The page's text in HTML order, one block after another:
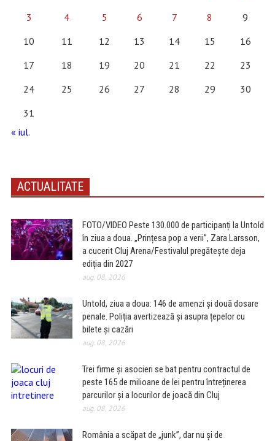
3
4 5 6 7 8
9
10
11 12 13 14 15
16
17
18 19 20 21 22
23
24
25 26 27 28 29
30
31
« iul.
ACTUALITATE
FOTO/VIDEO Peste 130.000 de participanți la Untold
în ziua a doua. „Prințesa pop a verii”, Zara Larsson,
a cucerit Cluj Arena/Festivalul pregătește deja
ediția din 2027
aug. 08, 2026
Untold, ziua a doua: 146 de amenzi și două dosare
penale. Poliția avertizează și asupra țepelor cu
bilete și cazări
aug. 08, 2026
Trei firme și asocieri se bat pentru contractul de
peste 165 de milioane de lei pentru întreținerea
parcurilor și a locurilor de joacă din Cluj
aug. 08, 2026
România a scăpat de „junk”, dar nu și de